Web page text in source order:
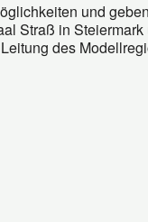
und
Straß in
des